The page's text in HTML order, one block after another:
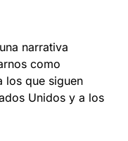
narrativa
como
los que siguen
Unidos y a los